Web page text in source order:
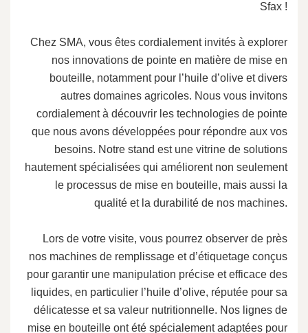
Sfax !
Chez SMA, vous êtes cordialement invités à explorer
nos innovations de pointe en matière de mise en
bouteille, notamment pour l’huile d’olive et divers
autres domaines agricoles. Nous vous invitons
cordialement à découvrir les technologies de pointe
que nous avons développées pour répondre aux vos
besoins. Notre stand est une vitrine de solutions
hautement spécialisées qui améliorent non seulement
le processus de mise en bouteille, mais aussi la
qualité et la durabilité de nos machines.
Lors de votre visite, vous pourrez observer de près
nos machines de remplissage et d’étiquetage conçus
pour garantir une manipulation précise et efficace des
liquides, en particulier l’huile d’olive, réputée pour sa
délicatesse et sa valeur nutritionnelle. Nos lignes de
mise en bouteille ont été spécialement adaptées pour